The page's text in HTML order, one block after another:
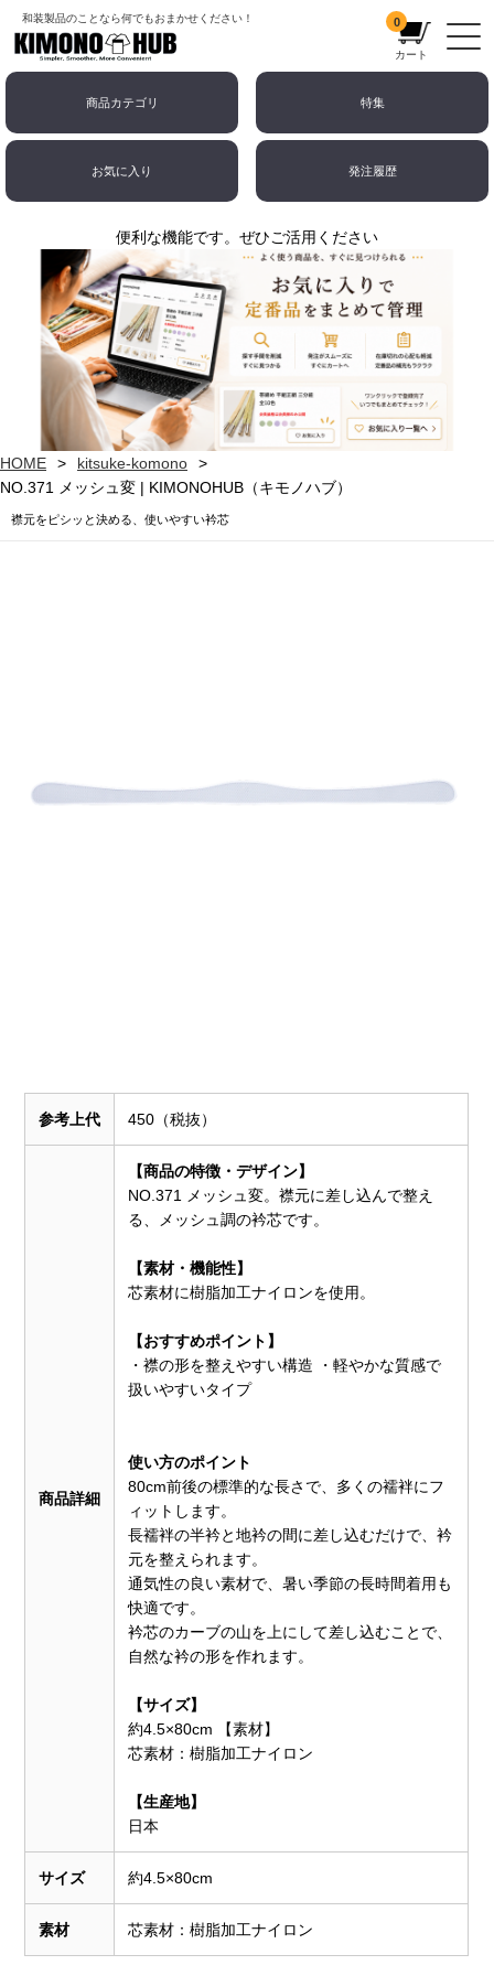
和装製品のことなら何でもおまかせください！ 0
カート
商品カテゴリ 特集
お気に入り 発注履歴
便利な機能です。ぜひご活用ください
HOME
kitsuke-komono
NO.371 メッシュ変 | KIMONOHUB（キモノハブ）
襟元をピシッと決める、使いやすい衿芯
参考上代 450（税抜）
商品詳細
【商品の特徴・デザイン】
NO.371 メッシュ変。襟元に差し込んで整え
る、メッシュ調の衿芯です。
【素材・機能性】
芯素材に樹脂加工ナイロンを使用。
【おすすめポイント】
・襟の形を整えやすい構造 ・軽やかな質感で
扱いやすいタイプ
使い方のポイント
80cm前後の標準的な長さで、多くの襦袢にフ
ィットします。
長襦袢の半衿と地衿の間に差し込むだけで、衿
元を整えられます。
通気性の良い素材で、暑い季節の長時間着用も
快適です。
衿芯のカーブの山を上にして差し込むことで、
自然な衿の形を作れます。
【サイズ】
約4.5×80cm 【素材】
芯素材：樹脂加工ナイロン
【生産地】
日本
サイズ 約4.5×80cm
素材 芯素材：樹脂加工ナイロン